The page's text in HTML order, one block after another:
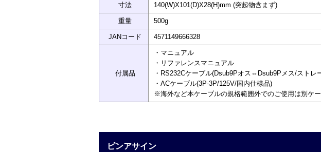
寸法 140(W)X101(D)X28(H)mm (突起物含まず)
重量 500g
JANコード 4571149666328
付属品
・マニュアル
・リファレンスマニュアル
・RS232Cケーブル(Dsub9Pオス⇔Dsub9Pメス/ストレ
・ACケーブル(3P-3P/125V/国内仕様品)
※海外など本ケーブルの規格範囲外でのご使用は別ケー
ピンアサイン